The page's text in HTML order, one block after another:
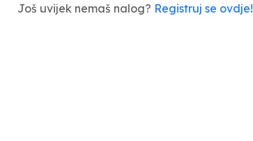
Još uvijek nemaš nalog? Registruj se ovdje!